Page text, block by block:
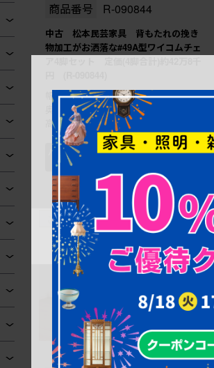
商品番号 R-090844
中古 松本民芸家具 背もたれの挽き
物加工がお洒落な#49A型ワイコムチェ
幅：550㎜
奥行：445㎜
高さ：825㎜
これからリペア予定品
¥451,000 (税込)